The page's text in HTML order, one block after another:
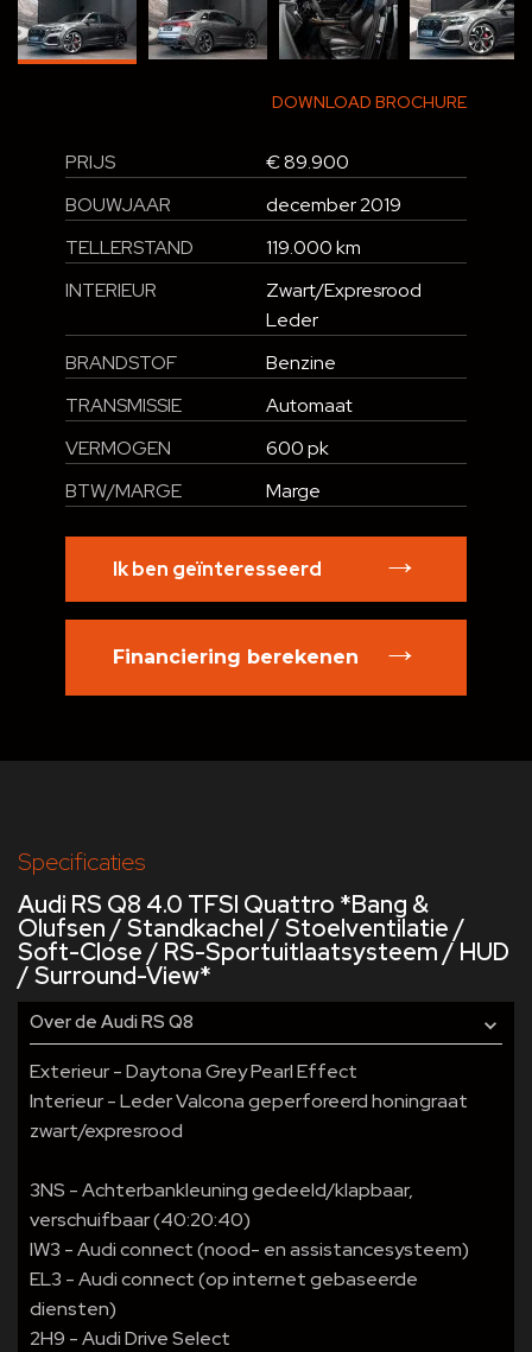
DOWNLOAD BROCHURE
PRIJS
€ 89.900
BOUWJAAR
december 2019
TELLERSTAND
119.000 km
INTERIEUR
Zwart/Expresrood
Leder
BRANDSTOF
Benzine
TRANSMISSIE
Automaat
VERMOGEN
600 pk
BTW/MARGE
Marge
Ik ben geïnteresseerd
Financiering berekenen
Specificaties
Audi RS Q8 4.0 TFSI Quattro *Bang &
Olufsen / Standkachel / Stoelventilatie /
Soft-Close / RS-Sportuitlaatsysteem / HUD
/ Surround-View*
Over de Audi RS Q8
Exterieur - Daytona Grey Pearl Effect
Interieur - Leder Valcona geperforeerd honingraat
zwart/expresrood
3NS - Achterbankleuning gedeeld/klapbaar,
verschuifbaar (40:20:40)
IW3 - Audi connect (nood- en assistancesysteem)
EL3 - Audi connect (op internet gebaseerde
diensten)
2H9 - Audi Drive Select